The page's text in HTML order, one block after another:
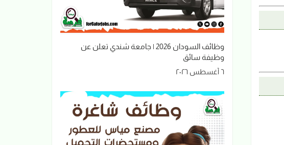
وظائف السودان 2026 | جامعة شندي تعلن عن
وظيفة سائق
٦ أغسطس ٢٠٢٦